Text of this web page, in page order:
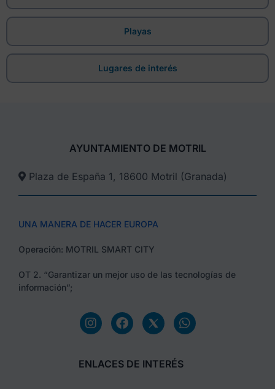
Playas
Lugares de interés
AYUNTAMIENTO DE MOTRIL
Plaza de España 1, 18600 Motril (Granada)​
UNA MANERA DE HACER EUROPA
Operación: MOTRIL SMART CITY
OT 2. “Garantizar un mejor uso de las tecnologías de
información”;
ENLACES DE INTERÉS